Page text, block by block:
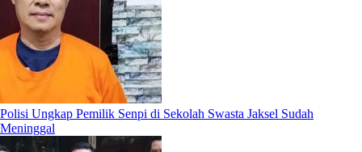
Polisi Ungkap Pemilik Senpi di Sekolah Swasta Jaksel Sudah
Meninggal